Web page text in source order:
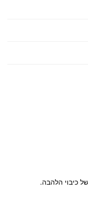
כיבוי הלהבה.